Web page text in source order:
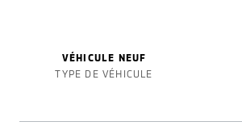
VÉHICULE NEUF
TYPE DE VÉHICULE